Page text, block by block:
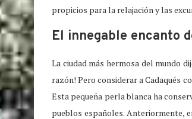
propicios para la relajación y las
El innegable encanto
La ciudad más hermosa del mundo
razón! Pero considerar a Cadaqués
Esta pequeña perla blanca ha
pueblos españoles. Anteriormente,